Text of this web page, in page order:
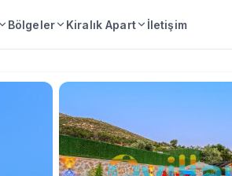
Bölgeler Kiralık Apart İletişim